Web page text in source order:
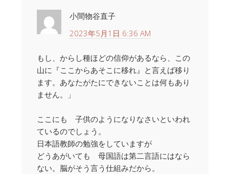
小間物谷直子
2023年5月1日 6:36 AM
もし、からし種ほどの信仰があるなら、この
山に『ここからあそこに移れ』と言えば移り
ます。あなたがたにできないことは何もあり
ません。」
ここにも 子供のようになりなさいといわれ
ているのでしょう。
日本語教師の勉強をしていますが
どうあがいても 母国語は第二言語にはなら
ない。脳がそう言う仕組みだから。